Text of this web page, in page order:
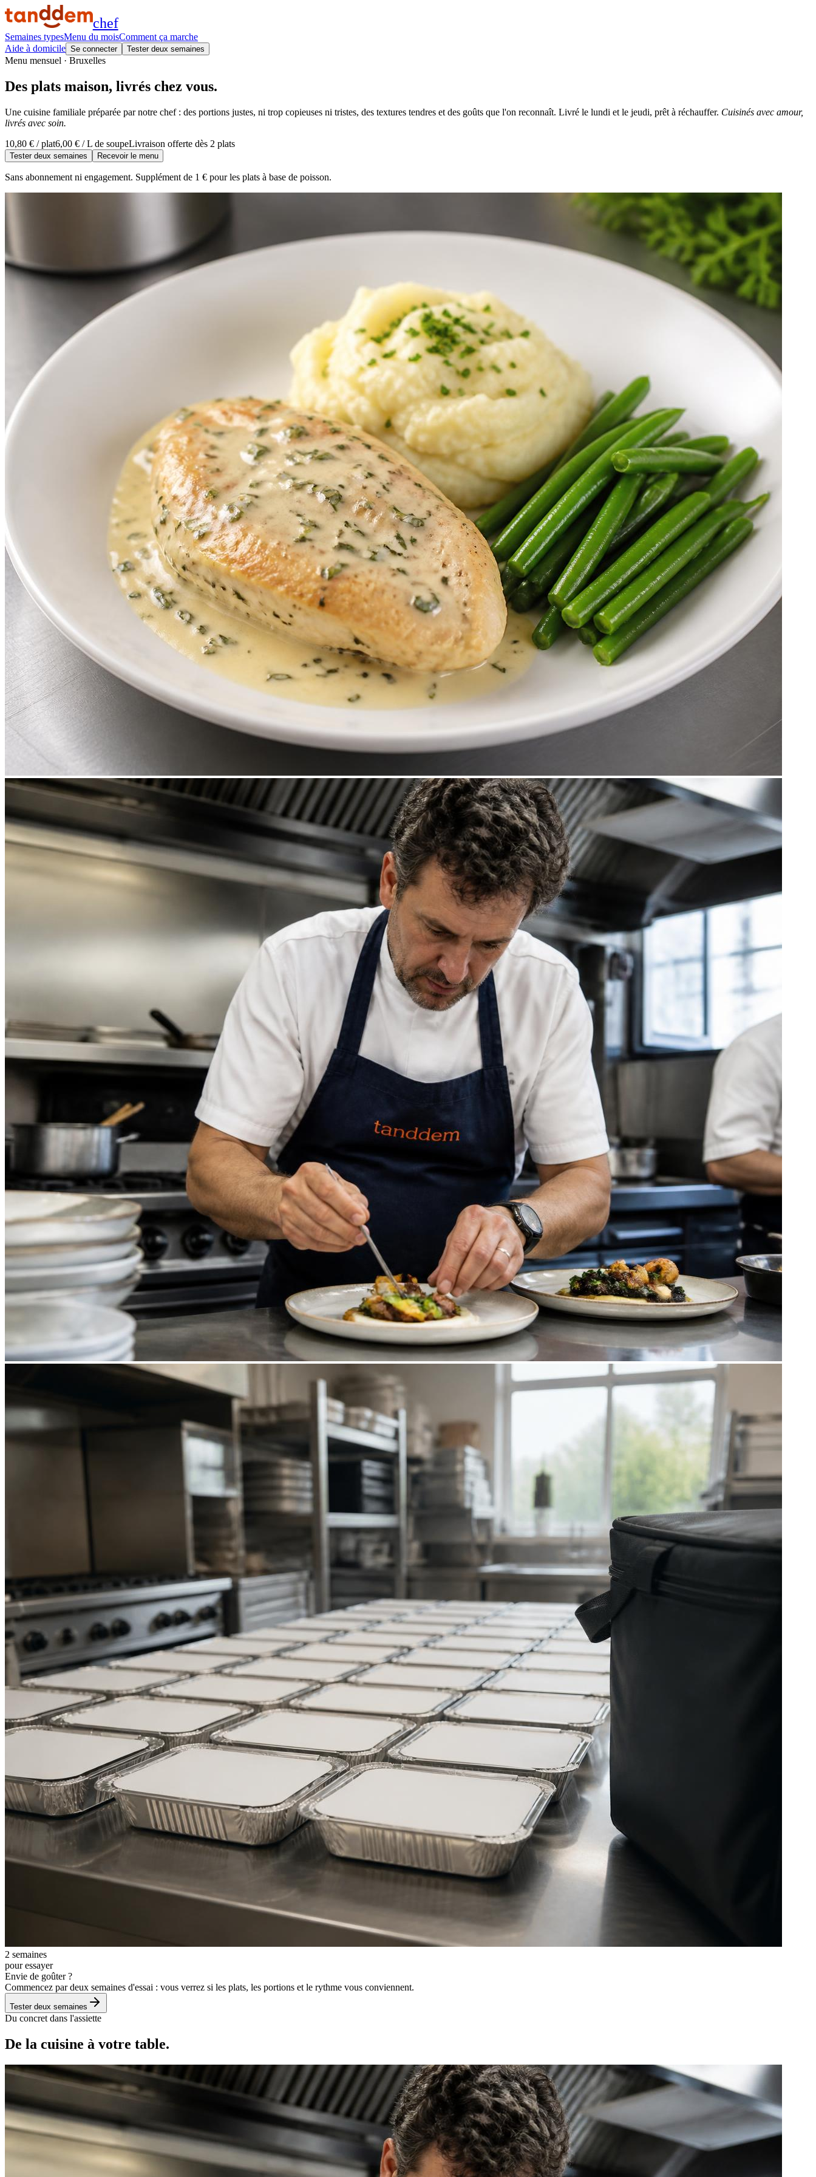
chef
Semaines typesMenu du moisComment ça marche
Aide à domicile Se connecter Tester deux semaines
Menu mensuel · Bruxelles
Des plats maison, livrés chez vous.
Une cuisine familiale préparée par notre chef : des portions justes, ni trop copieuses ni tristes, des textures tendres et des goûts que l'on reconnaît. Livré le lundi et le jeudi, prêt à réchauffer. Cuisinés avec amour,
livrés avec soin.
10,80 € / plat6,00 € / L de soupeLivraison offerte dès 2 plats
Tester deux semaines Recevoir le menu
Sans abonnement ni engagement. Supplément de 1 € pour les plats à base de poisson.
2 semaines
pour essayer
Envie de goûter ?
Commencez par deux semaines d'essai : vous verrez si les plats, les portions et le rythme vous conviennent.
Tester deux semaines
Du concret dans l'assiette
De la cuisine à votre table.